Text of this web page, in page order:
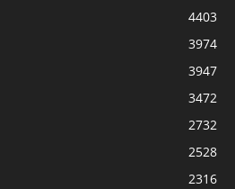
4403
3974
3947
3472
2732
2528
2316